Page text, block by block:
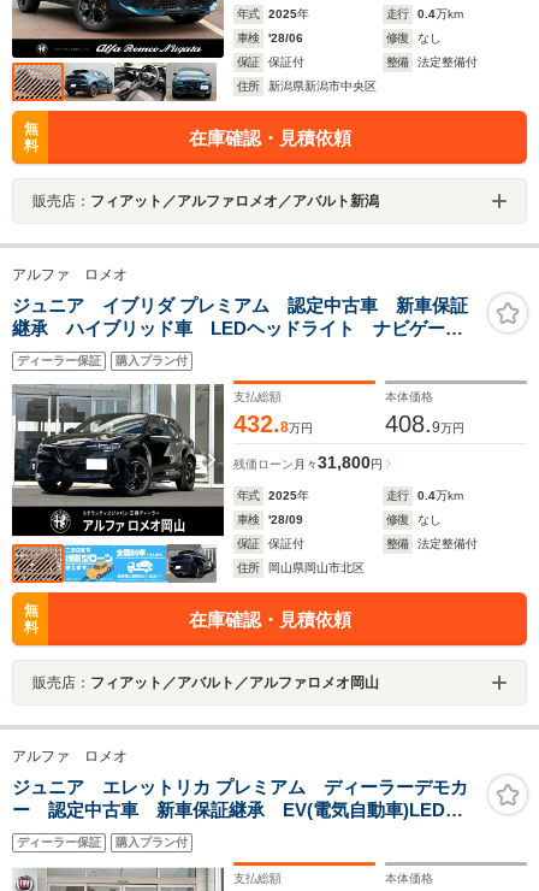
年式 2025年 走行 0.4万km
車検
'28/06 修復
なし
保証
保証付 整備
法定整備付
住所
新潟県新潟市中央区
無
料
在庫確認・見積依頼
販売店： フィアット／アルファロメオ／アバルト新潟
アルファ ロメオ
ジュニア イブリダ プレミアム 認定中古車 新車保証
継承 ハイブリッド車 LEDヘッドライト ナビゲーシ
ョンシステム 純正18インチアルミホイール アルミス
ポーツペダル レザーステアリング DNAドライブモー
ド 取説 保証書 スペアキー
ディーラー保証 購入プラン付
支払総額
432.8万円
本体価格
408.9万円
残価ローン 月々31,800円
年式 2025年 走行 0.4万km
車検
'28/09 修復
なし
保証
保証付 整備
法定整備付
住所
岡山県岡山市北区
無
料
在庫確認・見積依頼
販売店： フィアット／アバルト／アルファロメオ岡山
アルファ ロメオ
ジュニア エレットリカ プレミアム ディーラーデモカ
ー 認定中古車 新車保証継承 EV(電気自動車)LEDヘ
ッドライト ナビゲーションシステム 純正18インチア
ルミホイール アルミスポーツペダル レザーステアリ
ング DNAドライブモード
ディーラー保証 購入プラン付
支払総額 本体価格